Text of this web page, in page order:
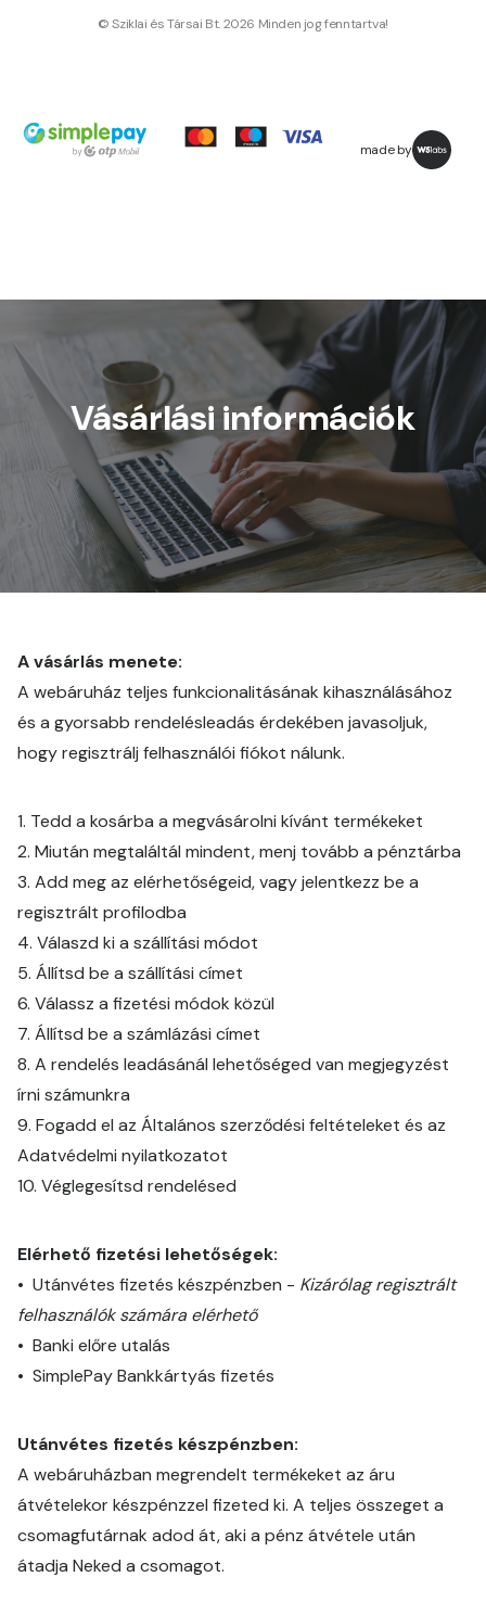
© Sziklai és Társai Bt. 2026 Minden jog fenntartva!
made by
Vásárlási információk
A vásárlás menete:
A webáruház teljes funkcionalitásának kihasználásához
és a gyorsabb rendelésleadás érdekében javasoljuk,
hogy regisztrálj felhasználói fiókot nálunk.
1. Tedd a kosárba a megvásárolni kívánt termékeket
2. Miután megtaláltál mindent, menj tovább a pénztárba
3. Add meg az elérhetőségeid, vagy jelentkezz be a
regisztrált profilodba
4. Válaszd ki a szállítási módot
5. Állítsd be a szállítási címet
6. Válassz a fizetési módok közül
7. Állítsd be a számlázási címet
8. A rendelés leadásánál lehetőséged van megjegyzést
írni számunkra
9. Fogadd el az Általános szerződési feltételeket és az
Adatvédelmi nyilatkozatot
10. Véglegesítsd rendelésed
Elérhető fizetési lehetőségek:
• Utánvétes fizetés készpénzben - Kizárólag regisztrált
felhasználók számára elérhető
• Banki előre utalás
• SimplePay Bankkártyás fizetés
Utánvétes fizetés készpénzben:
A webáruházban megrendelt termékeket az áru
átvételekor készpénzzel fizeted ki. A teljes összeget a
csomagfutárnak adod át, aki a pénz átvétele után
átadja Neked a csomagot.